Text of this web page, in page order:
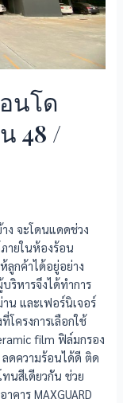
นโด
48 /
ง จะโดนแดดช่วง
ายในห้องร้อน
ลูกค้าได้อยู่อย่าง
ริหารจึงได้ทำการ
น และเฟอร์นิเจอร์
โครงการเลือกใช้
film ฟิล์มกรอง
ดความร้อนได้ดี ติด
นสีเดียวกัน ช่วย
คาร MAXGUARD